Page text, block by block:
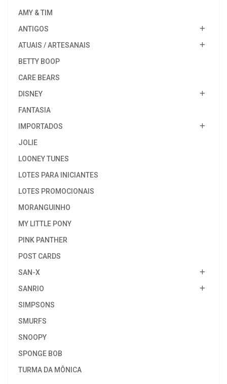
AMY & TIM
ANTIGOS
ATUAIS / ARTESANAIS
BETTY BOOP
CARE BEARS
DISNEY
FANTASIA
IMPORTADOS
JOLIE
LOONEY TUNES
LOTES PARA INICIANTES
LOTES PROMOCIONAIS
MORANGUINHO
MY LITTLE PONY
PINK PANTHER
POST CARDS
SAN-X
SANRIO
SIMPSONS
SMURFS
SNOOPY
SPONGE BOB
TURMA DA MÔNICA